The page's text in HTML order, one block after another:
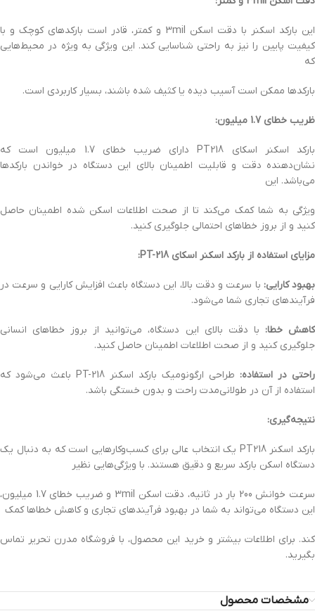
این بارکد اسکنر با دقت اسکن 3mil و کمتر، قادر است بارکدهای کوچک و با
کیفیت پایین را نیز به راحتی شناسایی کند. این ویژگی به ویژه در محیط‌هایی
که
بارکدها ممکن است آسیب دیده یا کثیف شده باشند، بسیار کاربردی است.
ظریب خطای 1.7 میلیون:
بارکد اسکنر اسکای PT218 دارای ضریب خطای 1.7 میلیون است که
نشان‌دهنده دقت و قابلیت اطمینان بالای این دستگاه در خواندن بارکدها
می‌باشد. این
ویژگی به شما کمک می‌کند تا از صحت اطلاعات اسکن شده اطمینان حاصل
کنید و از بروز خطاهای احتمالی جلوگیری کنید.
مزایای استفاده از بارکد اسکنر اسکای PT-218:
بهبود کارایی: با سرعت و دقت بالا، این دستگاه باعث افزایش کارایی و سرعت در
فرآیندهای تجاری شما می‌شود.
کاهش خطا: با دقت بالای این دستگاه، می‌توانید از بروز خطاهای انسانی
جلوگیری کنید و از صحت اطلاعات اطمینان حاصل کنید.
راحتی در استفاده:
طراحی ارگونومیک بارکد اسکنر PT-218 باعث می‌شود که
استفاده از آن در طولانی‌مدت راحت و بدون خستگی باشد.
نتیجه‌گیری:
بارکد اسکنر PT218 یک انتخاب عالی برای کسب‌وکارهایی است که به دنبال یک
دستگاه اسکن بارکد سریع و دقیق هستند. با ویژگی‌هایی نظیر
سرعت خوانش 200 بار در ثانیه، دقت اسکن 3mil و ضریب خطای 1.7 میلیون،
این دستگاه می‌تواند به شما در بهبود فرآیندهای تجاری و کاهش خطاها کمک
کند. برای اطلاعات بیشتر و خرید این محصول، با فروشگاه مدرن تحریر تماس
بگیرید.
مشخصات محصول